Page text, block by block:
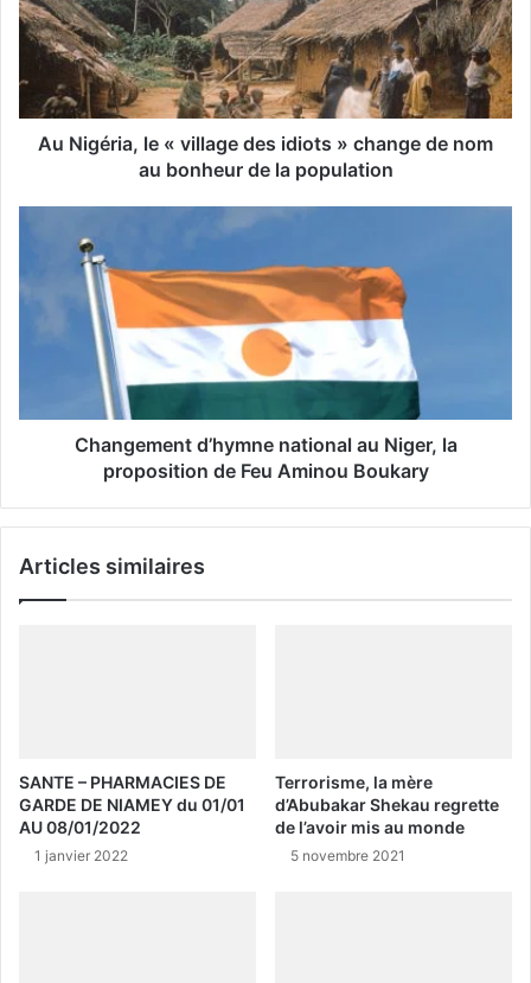
a
d
e
Au Nigéria, le « village des idiots » change de nom
au bonheur de la population
Changement d’hymne national au Niger, la
proposition de Feu Aminou Boukary
Articles similaires
SANTE – PHARMACIES DE
GARDE DE NIAMEY du 01/01
AU 08/01/2022
1 janvier 2022
Terrorisme, la mère
d’Abubakar Shekau regrette
de l’avoir mis au monde
5 novembre 2021